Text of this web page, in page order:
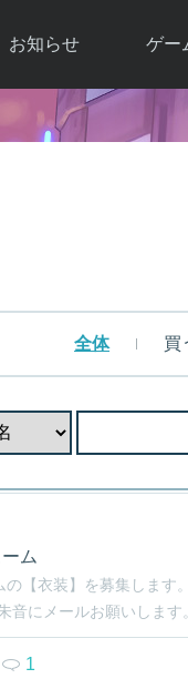
お知らせ
お知らせ一覧
ゲー
ソウ
アップ
全体 買
ム
【衣装】を募集しま
音にメールお願いします
1